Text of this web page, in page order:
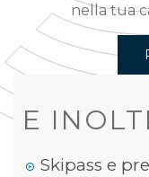
nella tua
E
Skipass e